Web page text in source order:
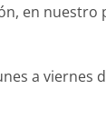
en nuestro
a viernes